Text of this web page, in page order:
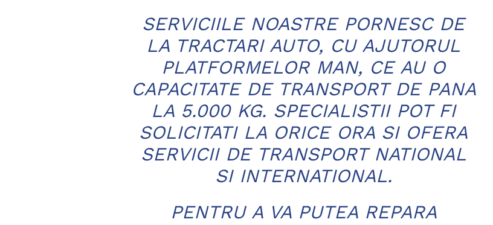
SERVICIILE NOASTRE PORNESC DE
LA TRACTARI AUTO, CU AJUTORUL
PLATFORMELOR MAN, CE AU O
CAPACITATE DE TRANSPORT DE PANA
LA 5.000 KG. SPECIALISTII POT FI
SOLICITATI LA ORICE ORA SI OFERA
SERVICII DE TRANSPORT NATIONAL
SI INTERNATIONAL.
PENTRU A VA PUTEA REPARA